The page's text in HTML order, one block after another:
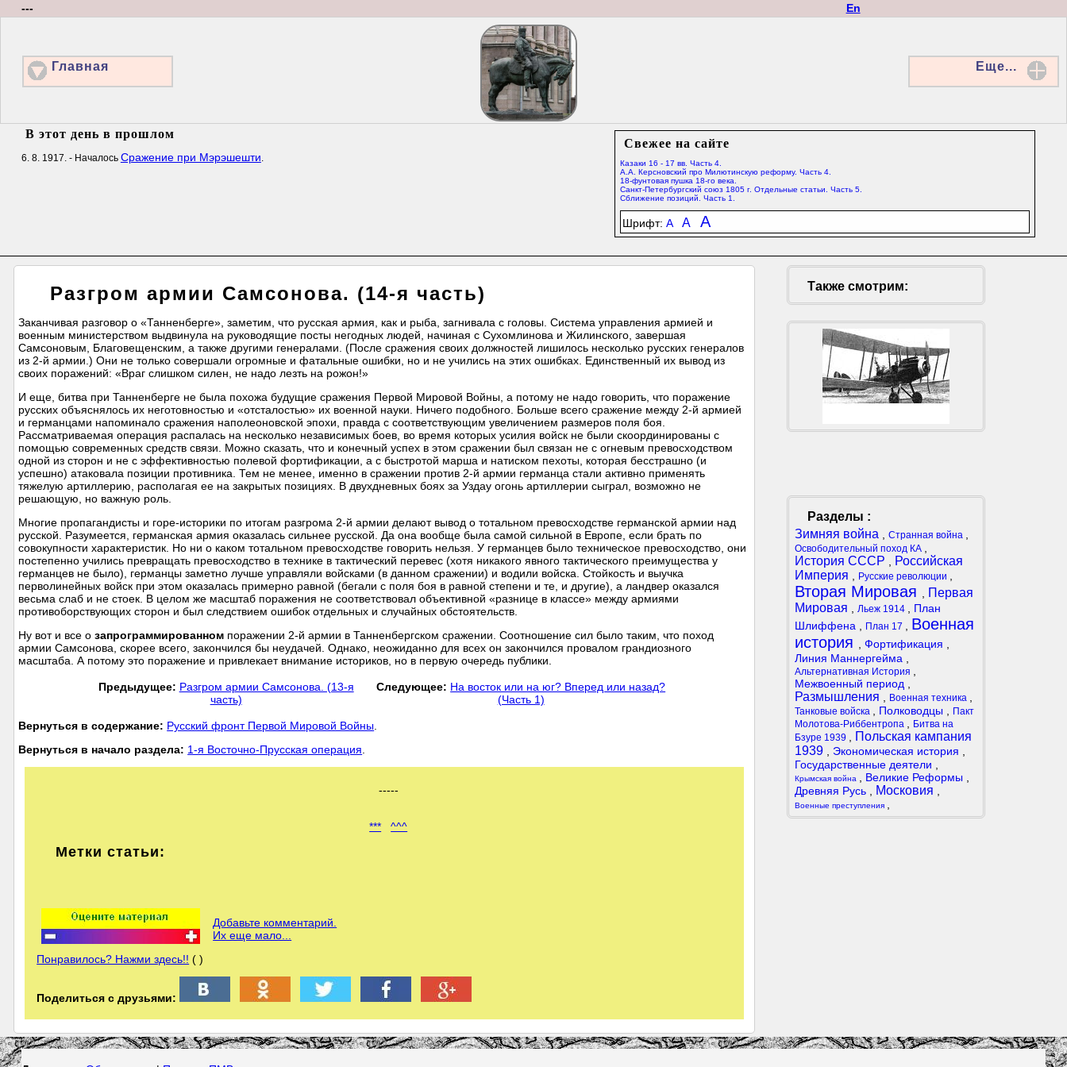
En
---
Главная Еще...
Свежее на сайте
Казаки 16 - 17 вв. Часть 4.
А.А. Керсновский про Милютинскую реформу. Часть 4.
18-фунтовая пушка 18-го века.
Санкт-Петербургский союз 1805 г. Отдельные статьи. Часть 5.
Сближение позиций. Часть 1.
Шрифт:A A A
В этот день в прошлом
6. 8. 1917. - Началось Сражение при Мэрэшешти.
Разгром армии Самсонова. (14-я часть)
Заканчивая разговор о «Танненберге», заметим, что русская армия, как и рыба, загнивала с головы. Система управления армией и
военным министерством выдвинула на руководящие посты негодных людей, начиная с Сухомлинова и Жилинского, завершая
Самсоновым, Благовещенским, а также другими генералами. (После сражения своих должностей лишилось несколько русских генералов
из 2-й армии.) Они не только совершали огромные и фатальные ошибки, но и не учились на этих ошибках. Единственный их вывод из
своих поражений: «Враг слишком силен, не надо лезть на рожон!»
И еще, битва при Танненберге не была похожа будущие сражения Первой Мировой Войны, а потому не надо говорить, что поражение
русских объяснялось их неготовностью и «отсталостью» их военной науки. Ничего подобного. Больше всего сражение между 2-й армией
и германцами напоминало сражения наполеоновской эпохи, правда с соответствующим увеличением размеров поля боя.
Рассматриваемая операция распалась на несколько независимых боев, во время которых усилия войск не были скоординированы с
помощью современных средств связи. Можно сказать, что и конечный успех в этом сражении был связан не с огневым превосходством
одной из сторон и не с эффективностью полевой фортификации, а с быстротой марша и натиском пехоты, которая бесстрашно (и
успешно) атаковала позиции противника. Тем не менее, именно в сражении против 2-й армии германца стали активно применять
тяжелую артиллерию, располагая ее на закрытых позициях. В двухдневных боях за Уздау огонь артиллерии сыграл, возможно не
решающую, но важную роль.
Многие пропагандисты и горе-историки по итогам разгрома 2-й армии делают вывод о тотальном превосходстве германской армии над
русской. Разумеется, германская армия оказалась сильнее русской. Да она вообще была самой сильной в Европе, если брать по
совокупности характеристик. Но ни о каком тотальном превосходстве говорить нельзя. У германцев было техническое превосходство, они
постепенно учились превращать превосходство в технике в тактический перевес (хотя никакого явного тактического преимущества у
германцев не было), германцы заметно лучше управляли войсками (в данном сражении) и водили войска. Стойкость и выучка
перволинейных войск при этом оказалась примерно равной (бегали с поля боя в равной степени и те, и другие), а ландвер оказался
весьма слаб и не стоек. В целом же масштаб поражения не соответствовал объективной «разнице в классе» между армиями
противоборствующих сторон и был следствием ошибок отдельных и случайных обстоятельств.
Ну вот и все озапрограммированном поражении 2-й армии в Танненбергском сражении. Соотношение сил было таким, что поход
армии Самсонова, скорее всего, закончился бы неудачей. Однако, неожиданно для всех он закончился провалом грандиозного
масштаба. А потому это поражение и привлекает внимание историков, но в первую очередь публики.
Предыдущее: Разгром армии Самсонова. (13-я
часть)
Следующее: На восток или на юг? Вперед или назад?
(Часть 1)
Вернуться в содержание: Русский фронт Первой Мировой Войны
Вернуться в начало раздела: 1-я Восточно-Прусская операция
-----
*** ^^^
Метки статьи:
Добавьте комментарий.
Их еще мало...
Понравилось? Нажми здесь!! ( )
Поделиться с друзьями:
Также смотрим:
Разделы :
Зимняя война
Странная война
Освободительный поход КА
История СССР
Российская
Империя
Русские революции
Вторая Мировая
Первая
Мировая
Льеж 1914
План
Шлиффена
План 17
Военная
история
Фортификация
Линия Маннергейма
Альтернативная История
Межвоенный период
Размышления Военная техника
Танковые войска Полководцы
Пакт
Молотова-Риббентропа
Битва на
Бзуре 1939
Польская кампания
1939
Экономическая история
Государственные деятели
Крымская война Великие Реформы
Древняя Русь
Московия
Военные преступления